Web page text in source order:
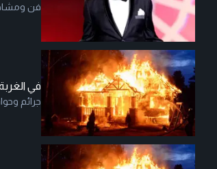
فن
في
جرائم